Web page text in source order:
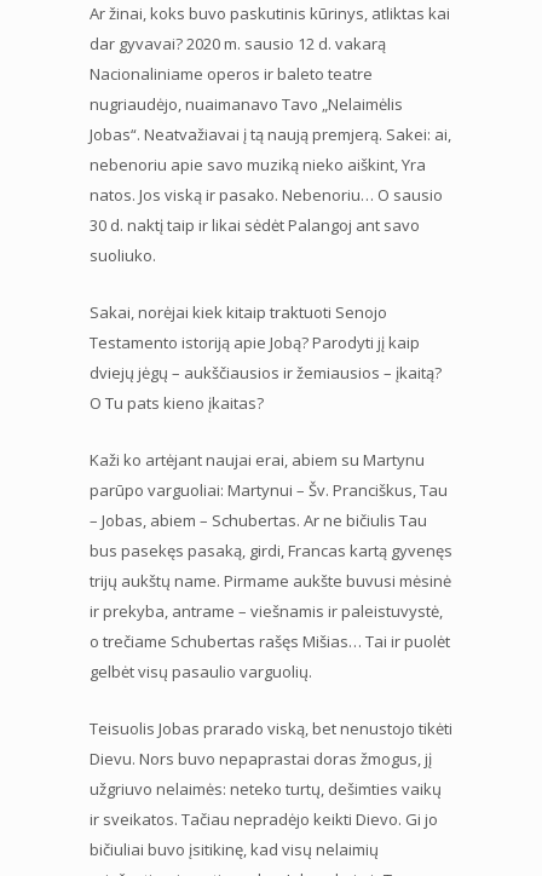
Ar žinai, koks buvo paskutinis kūrinys, atliktas kai
dar gyvavai? 2020 m. sausio 12 d. vakarą
Nacionaliniame operos ir baleto teatre
nugriaudėjo, nuaimanavo Tavo „Nelaimėlis
Jobas“. Neatvažiavai į tą naują premjerą. Sakei: ai,
nebenoriu apie savo muziką nieko aiškint, Yra
natos. Jos viską ir pasako. Nebenoriu… O sausio
30 d. naktį taip ir likai sėdėt Palangoj ant savo
suoliuko.
Sakai, norėjai kiek kitaip traktuoti Senojo
Testamento istoriją apie Jobą? Parodyti jį kaip
dviejų jėgų – aukščiausios ir žemiausios – įkaitą?
O Tu pats kieno įkaitas?
Kaži ko artėjant naujai erai, abiem su Martynu
parūpo varguoliai: Martynui – Šv. Pranciškus, Tau
– Jobas, abiem – Schubertas. Ar ne bičiulis Tau
bus pasekęs pasaką, girdi, Francas kartą gyvenęs
trijų aukštų name. Pirmame aukšte buvusi mėsinė
ir prekyba, antrame – viešnamis ir paleistuvystė,
o trečiame Schubertas rašęs Mišias… Tai ir puolėt
gelbėt visų pasaulio varguolių.
Teisuolis Jobas prarado viską, bet nenustojo tikėti
Dievu. Nors buvo nepaprastai doras žmogus, jį
užgriuvo nelaimės: neteko turtų, dešimties vaikų
ir sveikatos. Tačiau nepradėjo keikti Dievo. Gi jo
bičiuliai buvo įsitikinę, kad visų nelaimių